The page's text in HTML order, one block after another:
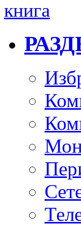
книга